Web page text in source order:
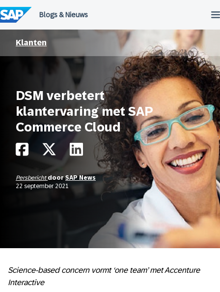
naar
de
inhoud
Klanten
DSM verbetert
klantervaring met SAP
Commerce Cloud
Persbericht doorSAP News
22 september 2021
Science-based concern vormt ‘one team’ met Accenture
Interactive